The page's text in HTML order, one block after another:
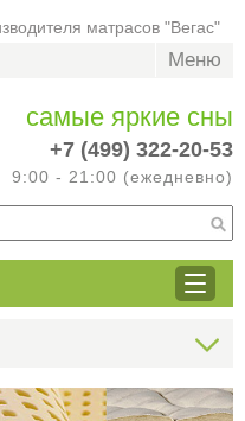
матрасов "Вегас"
Меню
самые яркие сны
+7 (499) 322-20-53
9:00 - 21:00 (ежедневно)